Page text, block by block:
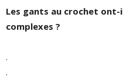
Les gants au crochet
complexes ?
.
.